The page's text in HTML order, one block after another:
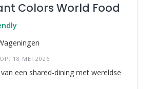
Colors World Food
18 MEI 2026
een shared-dining met wereldse